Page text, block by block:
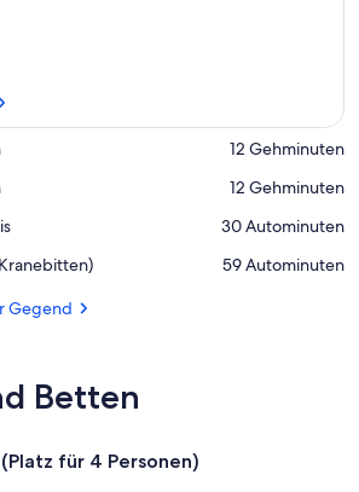
‪12 Gehminuten‬
‪12 Gehminuten‬
‪30 Autominuten‬
‪59 Autominuten‬
Gegend
Betten
(Platz für 4 Personen)